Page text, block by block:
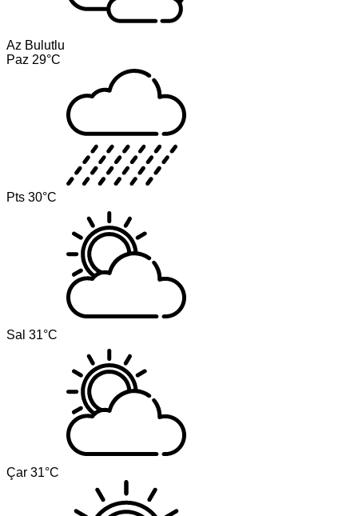
Az Bulutlu
Paz 29°C
Pts 30°C
Sal 31°C
Çar 31°C